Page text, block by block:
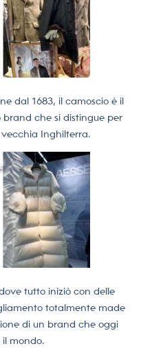
dal 1683, il camoscio è il
che si distingue per
Inghilterra.
tutto iniziò con delle
totalmente made
di un brand che oggi
mondo.